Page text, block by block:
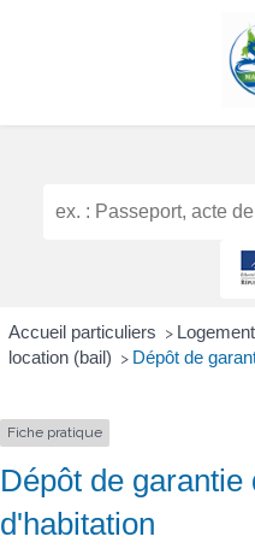
Accueil particuliers > Logement
location (bail) > Dépôt de
Fiche pratique
Dépôt de garantie
d'habitation